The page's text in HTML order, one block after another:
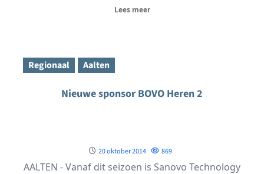
Lees meer
Regionaal Aalten
Nieuwe sponsor BOVO Heren 2
20 oktober 2014 869
AALTEN - Vanaf dit seizoen is Sanovo Technology